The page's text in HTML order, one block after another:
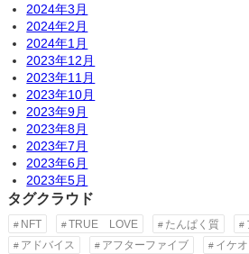
2024年3月
2024年2月
2024年1月
2023年12月
2023年11月
2023年10月
2023年9月
2023年8月
2023年7月
2023年6月
2023年5月
タグクラウド
NFT TRUE LOVE たんぱく質
アドバイス
アフターファイブ イケ